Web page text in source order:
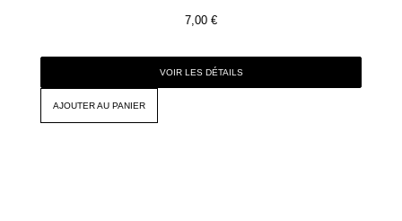
7,00 €
VOIR LES DÉTAILS
AJOUTER AU PANIER